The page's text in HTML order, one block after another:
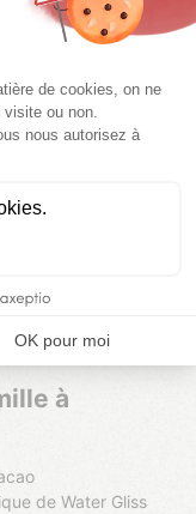
à quelques
Cette
mais
à
à
de Water Gliss